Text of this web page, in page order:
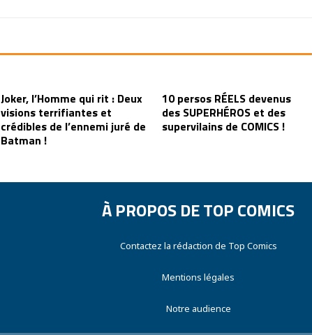
Joker, l’Homme qui rit : Deux
visions terrifiantes et
crédibles de l’ennemi juré de
Batman !
10 persos RÉELS devenus
des SUPERHÉROS et des
supervilains de COMICS !
À PROPOS DE TOP COMICS
Contactez la rédaction de Top Comics
Mentions légales
Notre audience